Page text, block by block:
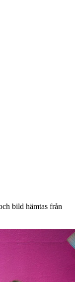
bild hämtas från